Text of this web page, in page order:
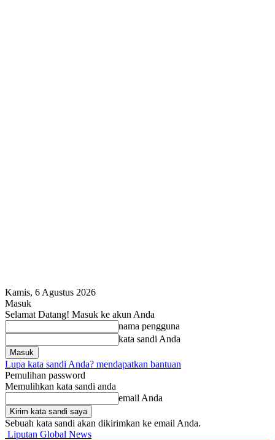
Kamis, 6 Agustus 2026
Masuk
Selamat Datang! Masuk ke akun Anda
nama pengguna
kata sandi Anda
Lupa kata sandi Anda? mendapatkan bantuan
Pemulihan password
Memulihkan kata sandi anda
email Anda
Sebuah kata sandi akan dikirimkan ke email Anda.
Liputan Global News